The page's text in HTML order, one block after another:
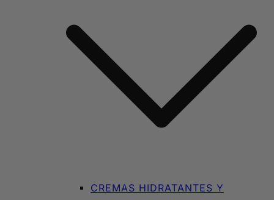
CREMAS HIDRATANTES Y